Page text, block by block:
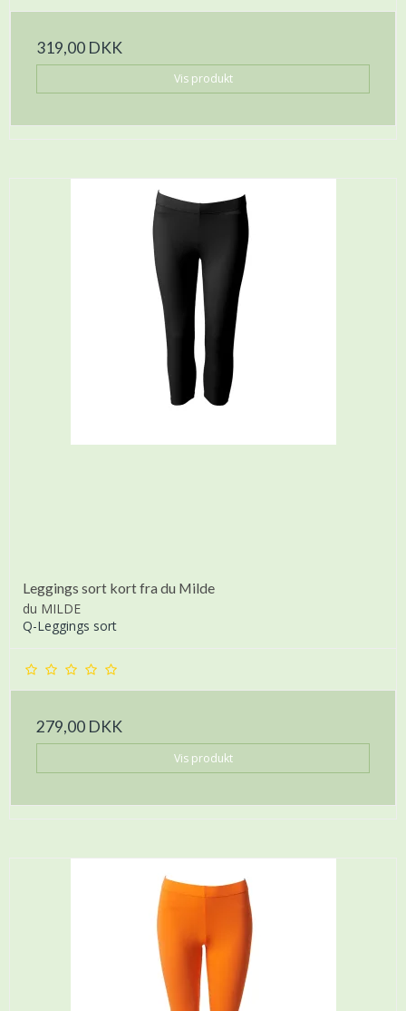
319,00 DKK
Vis produkt
Leggings sort kort fra du Milde
du MILDE
Q-Leggings sort
279,00 DKK
Vis produkt